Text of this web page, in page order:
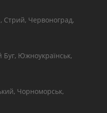
Стрий, Червоноград,
Южноукраїнськ,
Чорноморськ,